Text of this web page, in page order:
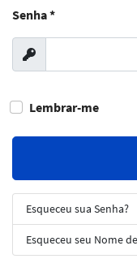
Senha*
Exibir
Lembrar-me
Esqueceu sua Senha?
Esqueceu seu Nome